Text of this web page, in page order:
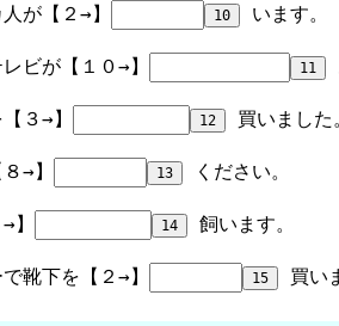
が【２→】
います。
ビが【１０→】
３→】 買いました
→】 ください。
飼います。
靴下を【２→】 買い